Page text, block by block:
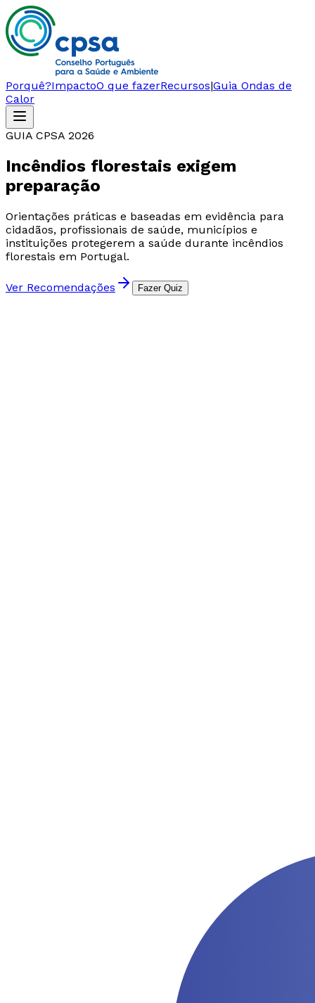
Porquê?ImpactoO que fazerRecursos|Guia Ondas de
Calor
GUIA CPSA 2026
Incêndios florestais exigem
preparação
Orientações práticas e baseadas em evidência para
cidadãos, profissionais de saúde, municípios e
instituições protegerem a saúde durante incêndios
florestais em Portugal.
Ver Recomendações Fazer Quiz